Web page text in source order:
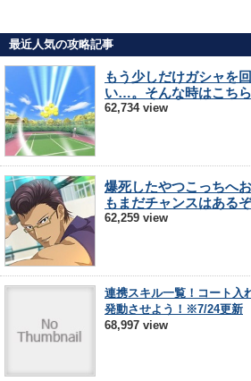
最近人気の攻略記事
もう少しだけガシャを
い…。そんな時はこちら
62,734 view
爆死したやつこっちへ
もまだチャンスはあるぞ
62,259 view
連携スキル一覧！コート入
発動させよう！※7/24更新
68,997 view